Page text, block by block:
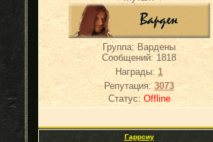
Группа: Вардены
Сообщений: 1818
Награды: 1
Репутация: 3073
Статус: Offline
Гаррсиу